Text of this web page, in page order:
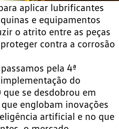
aplicar lubrificantes
e equipamentos
o atrito entre as peças
contra a corrosão
pela 4ª
do
se desdobrou em
englobam inovações
artificial e no que